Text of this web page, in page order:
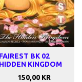
FAIREST BK 02
HIDDEN KINGDOM
150,00 KR